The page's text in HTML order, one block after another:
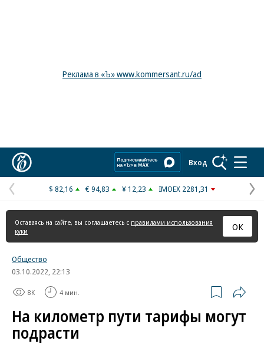
Реклама в «Ъ» www.kommersant.ru/ad
Вход
Предыдущая
страница
$ 82,16 € 94,83 ¥ 12,23 IMOEX 2281,31
Оставаясь на сайте, вы соглашаетесь с правилами использования
куки
ОК
Общество
03.10.2022, 22:13
8K 4 мин.
На километр пути тарифы могут
подрасти